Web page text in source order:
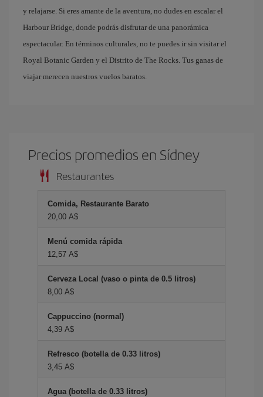
y relajarse. Si eres amante de la aventura, no dudes en escalar el
Harbour Bridge, donde podrás disfrutar de una panorámica
espectacular. En términos culturales, no te puedes ir sin visitar el
Royal Botanic Garden y el Distrito de The Rocks. Tus ganas de
viajar merecen nuestros vuelos baratos.
Precios promedios en Sídney
Restaurantes
Comida, Restaurante Barato
20,00 A$
Menú comida rápida
12,57 A$
Cerveza Local (vaso o pinta de 0.5 litros)
8,00 A$
Cappuccino (normal)
4,39 A$
Refresco (botella de 0.33 litros)
3,45 A$
Agua (botella de 0.33 litros)